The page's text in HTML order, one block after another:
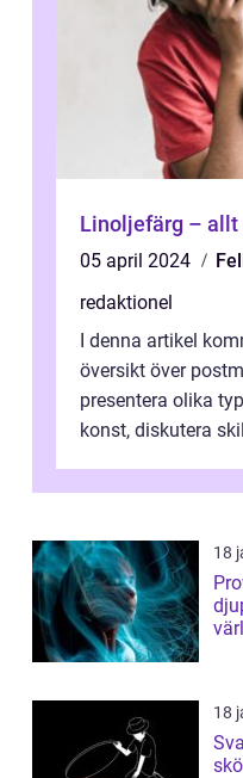
Linoljefärg – allt
05 april 2024
redaktionel
I denna artikel
översikt över
presentera olika
konst, diskutera
18
18